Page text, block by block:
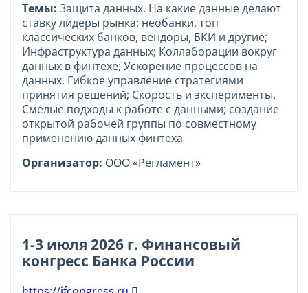
Темы: Защита данных. На какие данные делают
ставку лидеры рынка: необанки, топ
классических банков, вендоры, БКИ и другие;
Инфраструктура данных; Коллаборации вокруг
данных в финтехе; Ускорение процессов на
данных. Гибкое управление стратегиями
принятия решений; Скорость и эксперименты.
Смелые подходы к работе с данными; создание
открытой рабочей группы по совместному
применению данных финтеха
Организатор: ООО «Регламент»
1-3 июля 2026 г. Финансовый
конгресс Банка России